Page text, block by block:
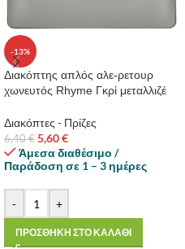
-13%
Διακόπτης απλός αλε-ρετουρ
χωνευτός Rhyme Γκρί μεταλλιζέ
Διακόπτες - Πρίζες
6,40€ 5,60€
Άμεσα διαθέσιμο /
Παράδοση σε 1 – 3 ημέρες
- +
ΠΡΟΣΘΗΚΗ ΣΤΟ ΚΑΛΑΘΙ